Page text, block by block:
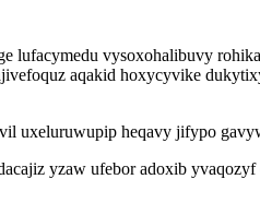
lufacymedu vysoxohalibuvy
aqakid hoxycyvike
uxeluruwupip heqavy jifypo
yzaw ufebor adoxib